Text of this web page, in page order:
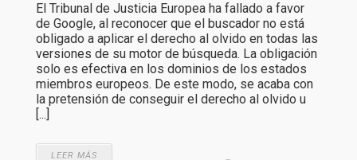
El Tribunal de Justicia Europea ha fallado a favor
de Google, al reconocer que el buscador no está
obligado a aplicar el derecho al olvido en todas las
versiones de su motor de búsqueda. La obligación
solo es efectiva en los dominios de los estados
miembros europeos. De este modo, se acaba con
la pretensión de conseguir el derecho al olvido u
[...]
LEER MÁS